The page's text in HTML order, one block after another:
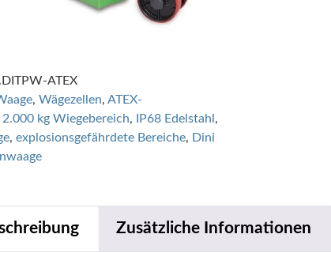
ATEX
, Wägezellen, ATEX-
2.000 kg Wiegebereich, IP68 Edelstahl ,
, explosionsgefährdete Bereiche, Dini
Zusätzliche Informationen